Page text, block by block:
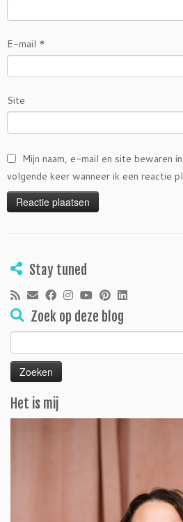
E-mail *
Site
Mijn naam, e-mail en site bewaren
volgende keer wanneer ik een reactie
Stay tuned
Zoek op deze blog
Zoeken
naar:
Het is mij